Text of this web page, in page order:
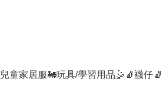
兒童家居服🚂玩具/學習用品🤹 🧦襪仔🧦